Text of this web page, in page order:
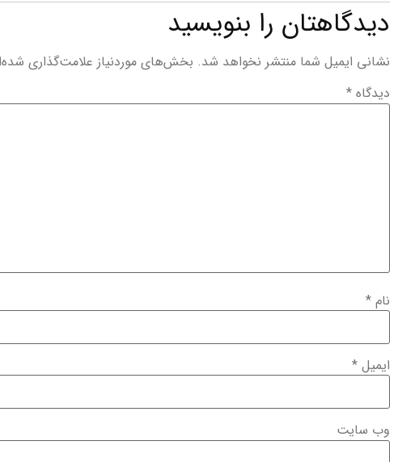
دیدگاهتان را بنویسید
نشانی ایمیل شما منتشر نخواهد شد. بخش‌های موردنیاز علامت‌گذاری
دیدگاه *
نام *
ایمیل *
وب‌ سایت